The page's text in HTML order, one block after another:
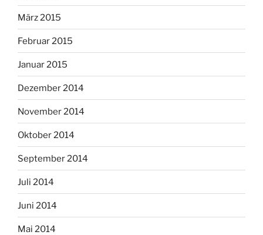
März 2015
Februar 2015
Januar 2015
Dezember 2014
November 2014
Oktober 2014
September 2014
Juli 2014
Juni 2014
Mai 2014